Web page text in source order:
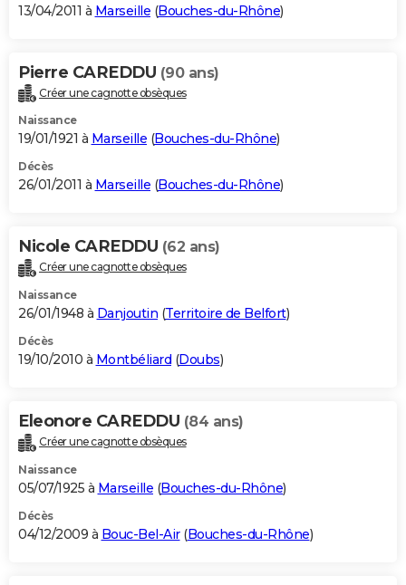
13/04/2011 à Marseille (Bouches-du-Rhône)
Pierre CAREDDU (90 ans)
Créer une cagnotte obsèques
Naissance
19/01/1921 à Marseille (Bouches-du-Rhône)
Décès
26/01/2011 à Marseille (Bouches-du-Rhône)
Nicole CAREDDU (62 ans)
Créer une cagnotte obsèques
Naissance
26/01/1948 à Danjoutin (Territoire de Belfort)
Décès
19/10/2010 à Montbéliard (Doubs)
Eleonore CAREDDU (84 ans)
Créer une cagnotte obsèques
Naissance
05/07/1925 à Marseille (Bouches-du-Rhône)
Décès
04/12/2009 à Bouc-Bel-Air(Bouches-du-Rhône)